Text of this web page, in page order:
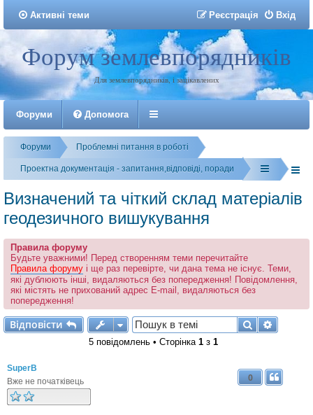
Активні теми Вхід
Реєстрація
Реєстрація
Форум землевпорядників
Для землевпорядників, і зацікавлених
Форуми Допомога
Форуми Проблемні питання в роботі
Проектна документація - запитання,відповіді, поради
Визначений та чіткий склад матеріалів
геодезичного вишукування
Правила форуму
Будьте уважними! Перед створенням теми перечитайте
Правила форуму і ще раз перевірте, чи дана тема не існує. Теми,
які дублюють інші, видаляються без попередження! Повідомлення,
які містять не прихований адрес E-mail, видаляються без
попередження!
Відповісти
Відповісти Пошук
5 повідомлень • Сторінка 1з 1
SuperB
Вже не початківець
0